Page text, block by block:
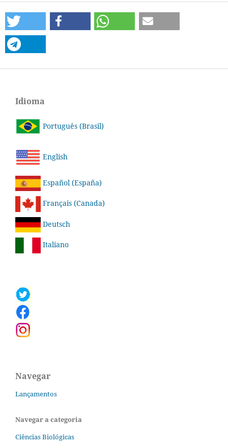
Idioma
Português (Brasil)
English
Español (España)
Français (Canada)
Deutsch
Italiano
Navegar
Lançamentos
Navegar a categoria
Ciências Biológicas